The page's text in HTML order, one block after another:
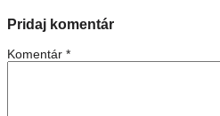
Pridaj komentár
Komentár *